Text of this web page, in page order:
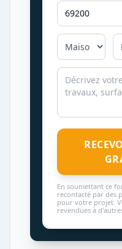
En soumettant ce
recontacté par des
pour votre projet.
revendues à